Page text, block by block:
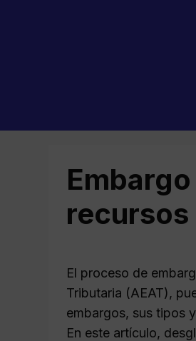
El proceso de
Tributaria (AEAT),
embargos, sus tipos
En este artículo,